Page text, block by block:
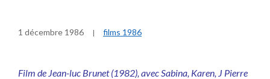
1 décembre 1986 films 1986
Film de Jean-luc Brunet (1982), avec Sabina, Karen, J Pierre